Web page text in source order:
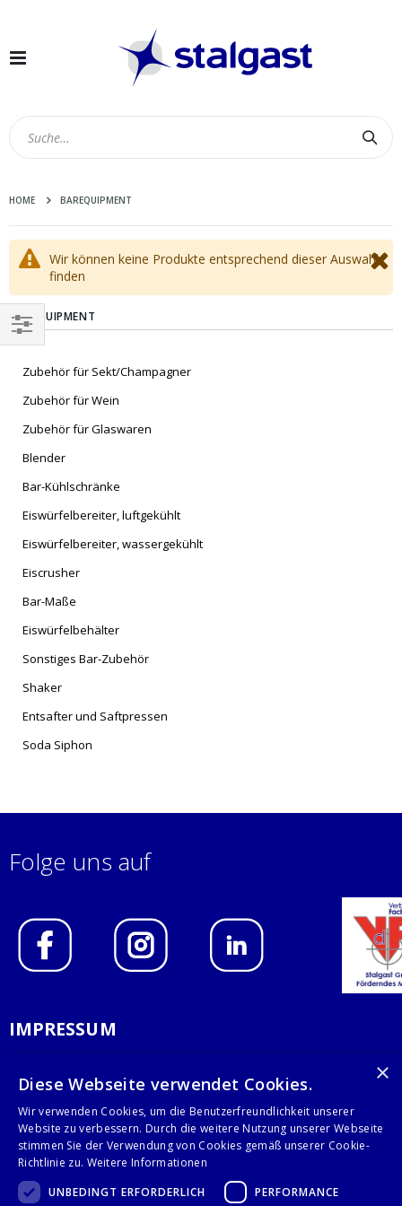
Navigation
HOME BAREQUIPMENT
Wir können keine Produkte entsprechend dieser Auswahl
finden
BAREQUIPMENT
Zubehör für Sekt/Champagner
Zubehör für Wein
Zubehör für Glaswaren
Blender
Bar-Kühlschränke
Eiswürfelbereiter, luftgekühlt
Eiswürfelbereiter, wassergekühlt
Eiscrusher
Bar-Maße
Eiswürfelbehälter
Sonstiges Bar-Zubehör
Shaker
Entsafter und Saftpressen
Soda Siphon
EINKAUFEN
NACH
Folge uns auf
IMPRESSUM
AGB
KONTAKT
Stalgast GmbH
×
Diese Webseite verwendet Cookies.
Wir verwenden Cookies, um die Benutzerfreundlichkeit unserer
Website zu verbessern. Durch die weitere Nutzung unserer Webseite
stimmen Sie der Verwendung von Cookies gemäß unserer Cookie-
Richtlinie zu. Weitere Informationen
UNBEDINGT ERFORDERLICH
PERFORMANCE